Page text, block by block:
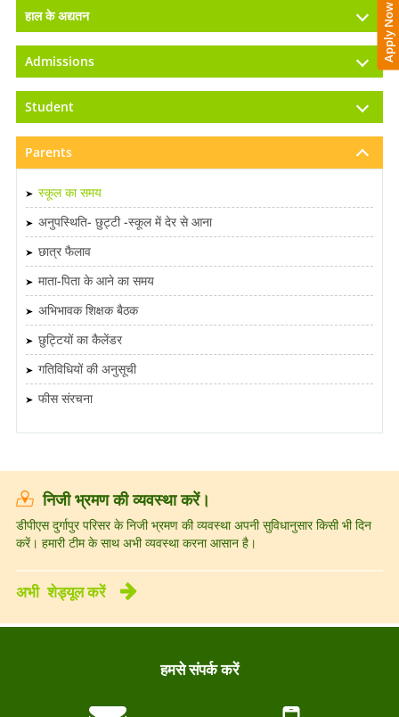
हाल के अद्यतन
Admissions
Student
Parents
स्कूल का समय
अनुपस्थिति- छुट्टी -स्कूल में देर से आना
छात्र फैलाव
माता-पिता के आने का समय
अभिभावक शिक्षक बैठक
छुट्टियों का कैलेंडर
गतिविधियों की अनुसूची
फीस संरचना
निजी भ्रमण की व्यवस्था करें।
डीपीएस दुर्गापुर परिसर के निजी भ्रमण की व्यवस्था अपनी सुविधानुसार किसी भी दिन
करें। हमारी टीम के साथ अभी व्यवस्था करना आसान है।
अभी शेड्यूल करें
हमसे संपर्क करें
Apply Now